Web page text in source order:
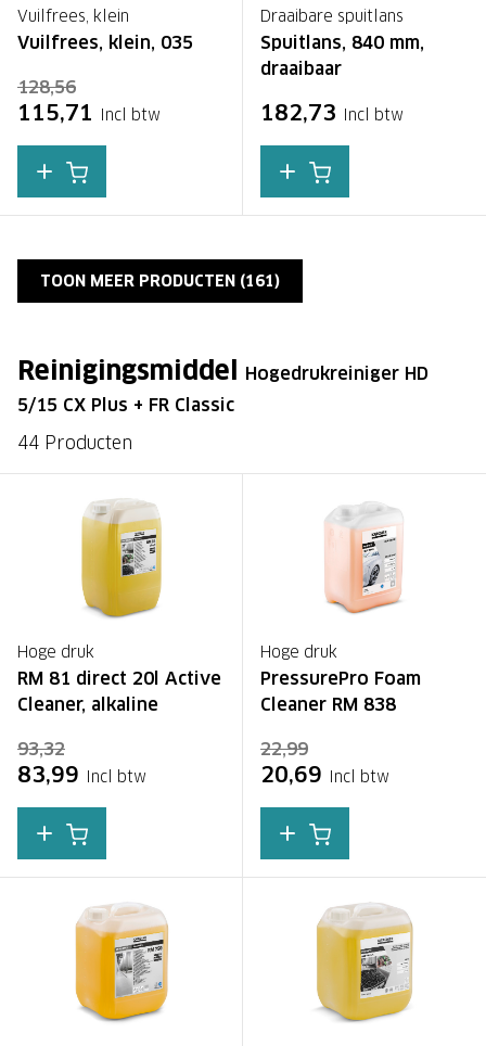
Vuilfrees, klein
Vuilfrees, klein, 035
128,56
115,71 Incl btw
Draaibare spuitlans
Spuitlans, 840 mm,
draaibaar
182,73 Incl btw
TOON MEER PRODUCTEN (161)
Reinigingsmiddel
Hogedrukreiniger HD
5/15 CX Plus + FR Classic
44 Producten
Hoge druk
RM 81 direct 20l Active
Cleaner, alkaline
93,32
83,99 Incl btw
Hoge druk
PressurePro Foam
Cleaner RM 838
22,99
20,69 Incl btw